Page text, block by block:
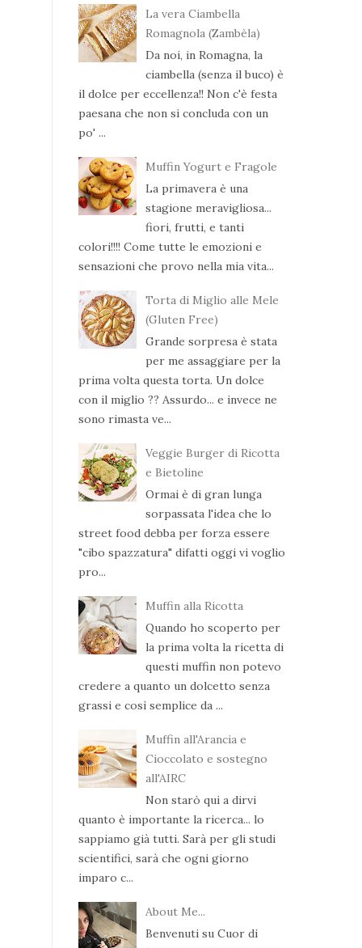
La vera Ciambella
Romagnola (Zambèla)
Da noi, in Romagna, la
ciambella (senza il buco) è
il dolce per eccellenza!! Non c'è festa
paesana che non si concluda con un
po' ...
Muffin Yogurt e Fragole
La primavera è una
stagione meravigliosa...
fiori, frutti, e tanti
colori!!!! Come tutte le emozioni e
sensazioni che provo nella mia vita...
Torta di Miglio alle Mele
(Gluten Free)
Grande sorpresa è stata
per me assaggiare per la
prima volta questa torta. Un dolce
con il miglio ?? Assurdo... e invece ne
sono rimasta ve...
Veggie Burger di Ricotta
e Bietoline
Ormai è di gran lunga
sorpassata l'idea che lo
street food debba per forza essere
"cibo spazzatura" difatti oggi vi voglio
pro...
Muffin alla Ricotta
Quando ho scoperto per
la prima volta la ricetta di
questi muffin non potevo
credere a quanto un dolcetto senza
grassi e così semplice da ...
Muffin all'Arancia e
Cioccolato e sostegno
all'AIRC
Non starò qui a dirvi
quanto è importante la ricerca... lo
sappiamo già tutti. Sarà per gli studi
scientifici, sarà che ogni giorno
imparo c...
About Me...
Benvenuti su Cuor di